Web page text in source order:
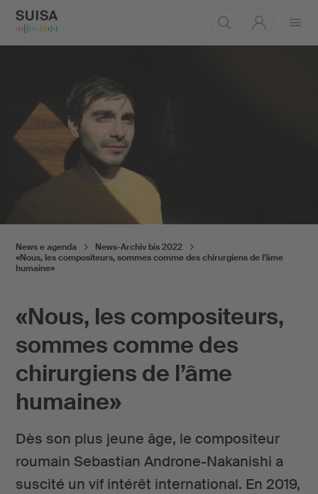
«Nous, les compositeurs,
sommes comme des
chirurgiens de l’âme
humaine»
Dès son plus jeune âge, le compositeur
roumain Sebastian Androne-Nakanishi a
suscité un vif intérêt international. En 2019,
News e agenda
News-Archiv bis 2022
«Nous, les compositeurs, sommes comme des chirurgiens de l’âme
humaine»